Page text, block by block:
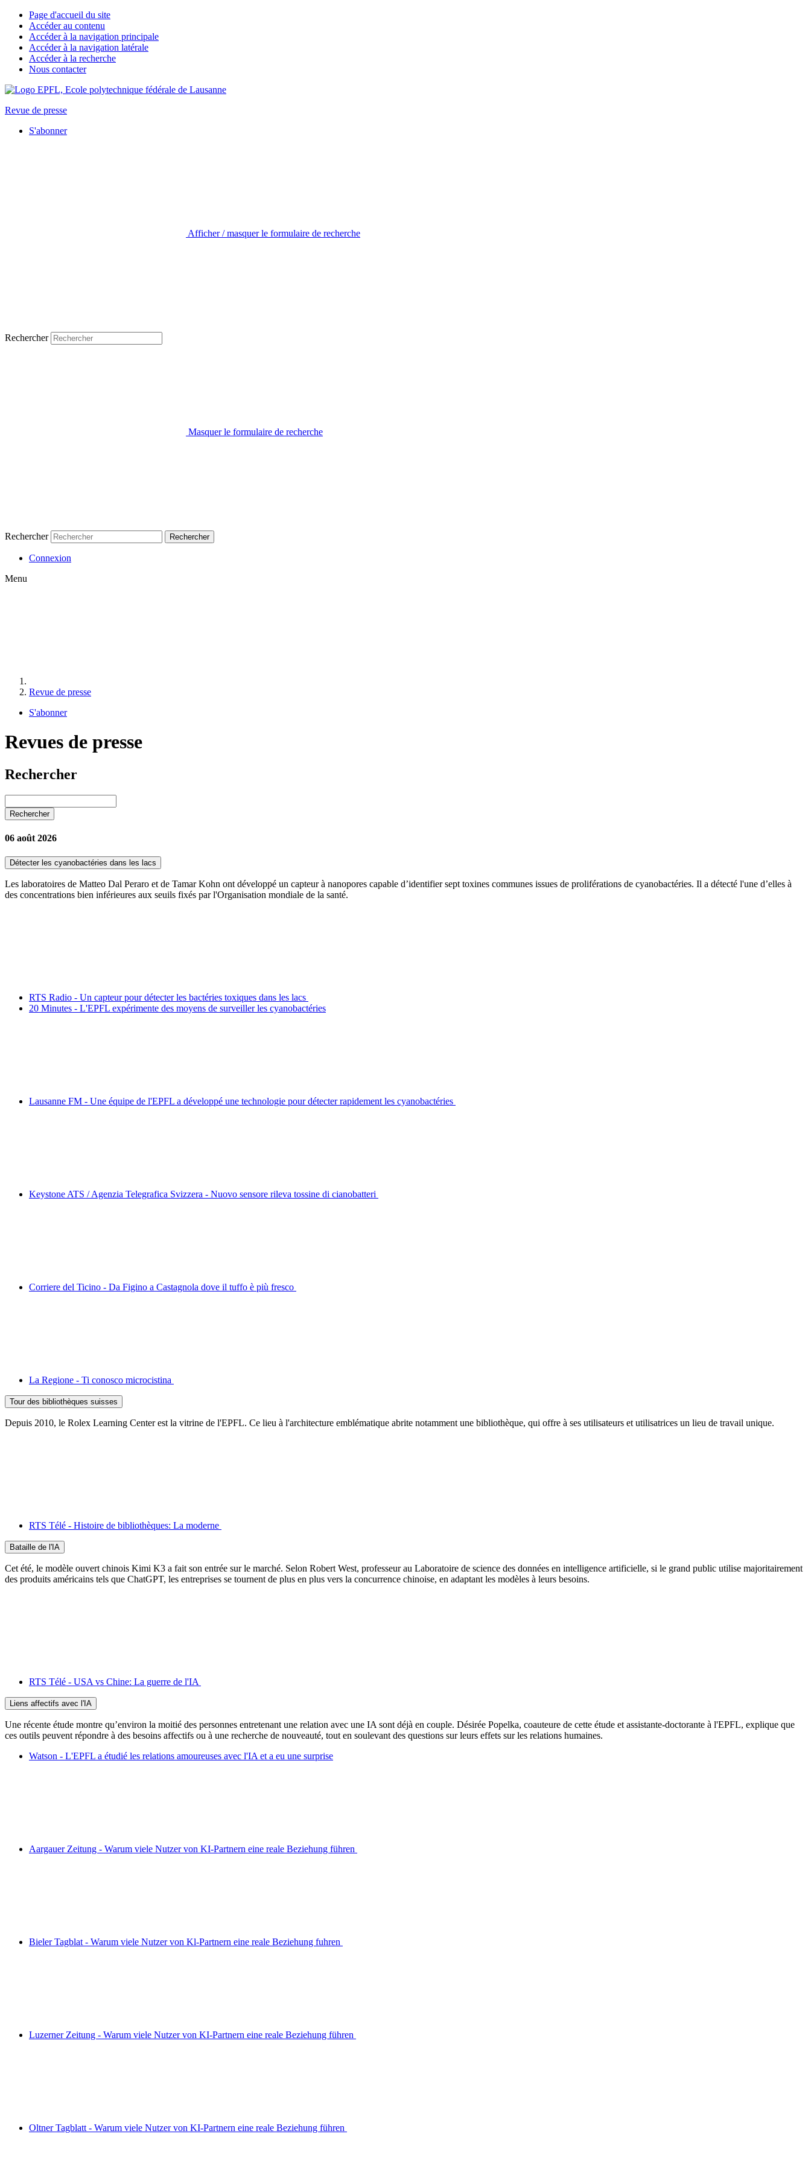
Page d'accueil du site
Accéder au contenu
Accéder à la navigation principale
Accéder à la navigation latérale
Accéder à la recherche
Nous contacter
Revue de presse
S'abonner
Afficher / masquer le formulaire de recherche
Rechercher
Masquer le formulaire de recherche
Rechercher Rechercher
Connexion
Menu
Revue de presse
S'abonner
Revues de presse
Rechercher
Rechercher
06 août 2026
Détecter les cyanobactéries dans les lacs
Les laboratoires de Matteo Dal Peraro et de Tamar Kohn ont développé un capteur à nanopores capable d’identifier sept toxines communes issues de proliférations de cyanobactéries. Il a détecté l'une d’elles à
des concentrations bien inférieures aux seuils fixés par l'Organisation mondiale de la santé.
RTS Radio - Un capteur pour détecter les bactéries toxiques dans les lacs
20 Minutes - L'EPFL expérimente des moyens de surveiller les cyanobactéries
Lausanne FM - Une équipe de l'EPFL a développé une technologie pour détecter rapidement les cyanobactéries
Keystone ATS / Agenzia Telegrafica Svizzera - Nuovo sensore rileva tossine di cianobatteri
Corriere del Ticino - Da Figino a Castagnola dove il tuffo è più fresco
La Regione - Ti conosco microcistina
Tour des bibliothèques suisses
Depuis 2010, le Rolex Learning Center est la vitrine de l'EPFL. Ce lieu à l'architecture emblématique abrite notamment une bibliothèque, qui offre à ses utilisateurs et utilisatrices un lieu de travail unique.
RTS Télé - Histoire de bibliothèques: La moderne
Bataille de l'IA
Cet été, le modèle ouvert chinois Kimi K3 a fait son entrée sur le marché. Selon Robert West, professeur au Laboratoire de science des données en intelligence artificielle, si le grand public utilise majoritairement
des produits américains tels que ChatGPT, les entreprises se tournent de plus en plus vers la concurrence chinoise, en adaptant les modèles à leurs besoins.
RTS Télé - USA vs Chine: La guerre de l'IA
Liens affectifs avec l'IA
Une récente étude montre qu’environ la moitié des personnes entretenant une relation avec une IA sont déjà en couple. Désirée Popelka, coauteure de cette étude et assistante-doctorante à l'EPFL, explique que
ces outils peuvent répondre à des besoins affectifs ou à une recherche de nouveauté, tout en soulevant des questions sur leurs effets sur les relations humaines.
Watson - L'EPFL a étudié les relations amoureuses avec l'IA et a eu une surprise
Aargauer Zeitung - Warum viele Nutzer von KI-Partnern eine reale Beziehung führen
Bieler Tagblat - Warum viele Nutzer von Kl-Partnern eine reale Beziehung fuhren
Luzerner Zeitung - Warum viele Nutzer von KI-Partnern eine reale Beziehung führen
Oltner Tagblatt - Warum viele Nutzer von KI-Partnern eine reale Beziehung führen